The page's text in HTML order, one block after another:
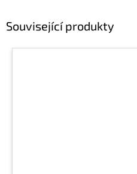
Související produkty